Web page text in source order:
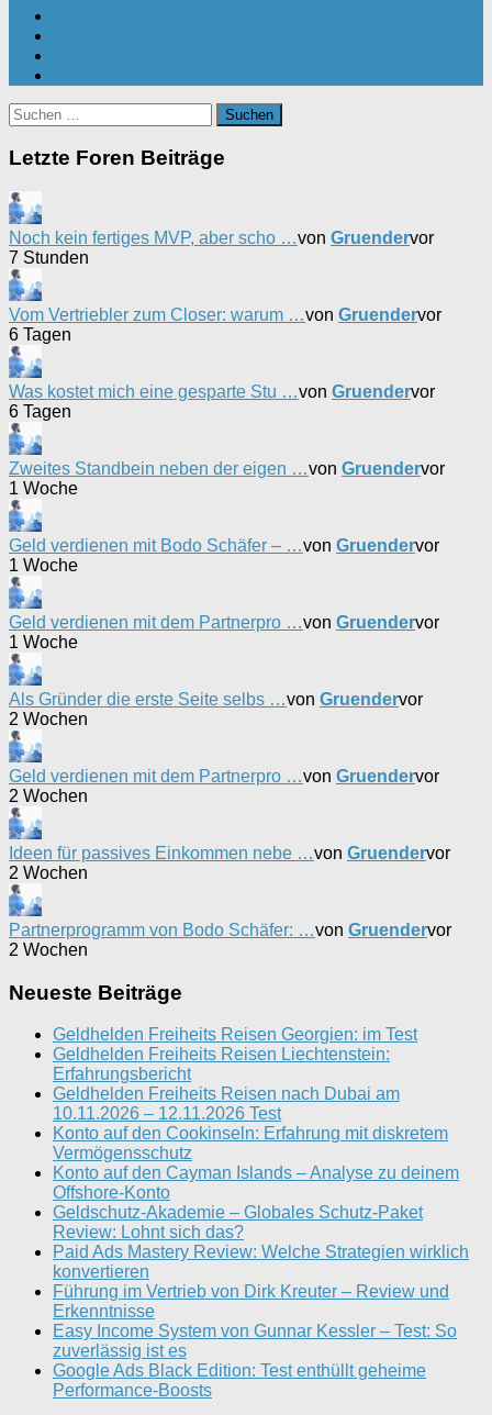
Suchen
nach:
Letzte Foren Beiträge
Noch kein fertiges MVP, aber scho …von Gruendervor
7 Stunden
Vom Vertriebler zum Closer: warum …von Gruendervor
6 Tagen
Was kostet mich eine gesparte Stu …von Gruendervor
6 Tagen
Zweites Standbein neben der eigen …von Gruendervor
1 Woche
Geld verdienen mit Bodo Schäfer – …von Gruendervor
1 Woche
Geld verdienen mit dem Partnerpro …von Gruendervor
1 Woche
Als Gründer die erste Seite selbs …von Gruendervor
2 Wochen
Geld verdienen mit dem Partnerpro …von Gruendervor
2 Wochen
Ideen für passives Einkommen nebe …von Gruendervor
2 Wochen
Partnerprogramm von Bodo Schäfer: …von Gruendervor
2 Wochen
Neueste Beiträge
Geldhelden Freiheits Reisen Georgien: im Test
Geldhelden Freiheits Reisen Liechtenstein:
Erfahrungsbericht
Geldhelden Freiheits Reisen nach Dubai am
10.11.2026 – 12.11.2026 Test
Konto auf den Cookinseln: Erfahrung mit diskretem
Vermögensschutz
Konto auf den Cayman Islands – Analyse zu deinem
Offshore-Konto
Geldschutz-Akademie – Globales Schutz-Paket
Review: Lohnt sich das?
Paid Ads Mastery Review: Welche Strategien wirklich
konvertieren
Führung im Vertrieb von Dirk Kreuter – Review und
Erkenntnisse
Easy Income System von Gunnar Kessler – Test: So
zuverlässig ist es
Google Ads Black Edition: Test enthüllt geheime
Performance-Boosts